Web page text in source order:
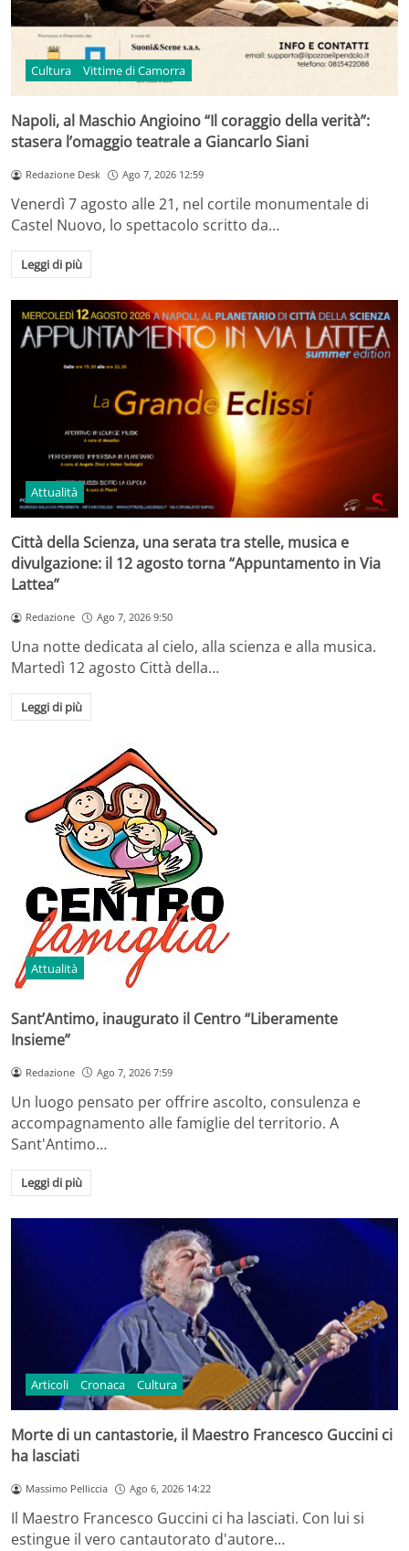
Cultura Vittime di Camorra
Napoli, al Maschio Angioino “Il coraggio della verità”:
stasera l’omaggio teatrale a Giancarlo Siani
Redazione Desk Ago 7, 2026 12:59
Venerdì 7 agosto alle 21, nel cortile monumentale di
Castel Nuovo, lo spettacolo scritto da…
Leggi di più
Attualità
Città della Scienza, una serata tra stelle, musica e
divulgazione: il 12 agosto torna “Appuntamento in Via
Lattea”
Redazione Ago 7, 2026 9:50
Una notte dedicata al cielo, alla scienza e alla musica.
Martedì 12 agosto Città della…
Leggi di più
Attualità
Sant’Antimo, inaugurato il Centro “Liberamente
Insieme”
Redazione Ago 7, 2026 7:59
Un luogo pensato per offrire ascolto, consulenza e
accompagnamento alle famiglie del territorio. A
Sant'Antimo…
Leggi di più
Articoli Cronaca Cultura
Morte di un cantastorie, il Maestro Francesco Guccini ci
ha lasciati
Massimo Pelliccia Ago 6, 2026 14:22
Il Maestro Francesco Guccini ci ha lasciati. Con lui si
estingue il vero cantautorato d'autore…